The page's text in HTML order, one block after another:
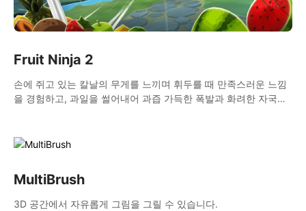
Fruit Ninja 2
손에 쥐고 있는 칼날의 무게를 느끼며 휘두를 때 만족스러운 느낌
을 경험하고, 과일을 썰어내어 과즙 가득한 폭발과 화려한 자국을
MultiBrush
3D 공간에서 자유롭게 그림을 그릴 수 있습니다.